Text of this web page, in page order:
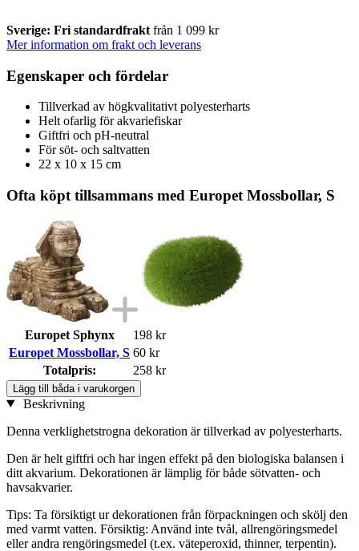
Sverige: Fri standardfrakt från 1 099 kr
Mer information om frakt och leverans
Egenskaper och fördelar
Tillverkad av högkvalitativt polyesterharts
Helt ofarlig för akvariefiskar
Giftfri och pH-neutral
För söt- och saltvatten
22 x 10 x 15 cm
Ofta köpt tillsammans med Europet Mossbollar, S
Europet Sphynx
198 kr
Europet Mossbollar, S 60 kr
Totalpris:
258 kr
Lägg till båda i varukorgen
Beskrivning
Denna verklighetstrogna dekoration är tillverkad av polyesterharts.
Den är helt giftfri och har ingen effekt på den biologiska balansen i
ditt akvarium. Dekorationen är lämplig för både sötvatten- och
havsakvarier.
Tips: Ta försiktigt ur dekorationen från förpackningen och skölj den
med varmt vatten. Försiktig: Använd inte tvål, allrengöringsmedel
eller andra rengöringsmedel (t.ex. väteperoxid, thinner, terpentin).